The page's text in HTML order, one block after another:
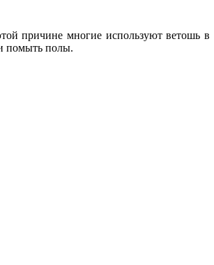
причине многие используют ветошь в
помыть полы.